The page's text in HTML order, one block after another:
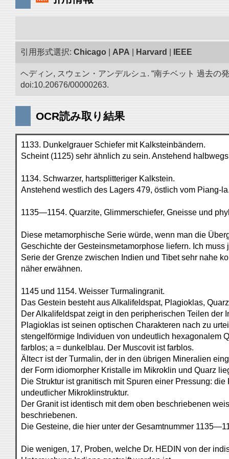
引用形式選択: Chicago APA Harvard IEEE
ヘディン, スウェン・アンデルシュ. “南チベット 過去の
doi:10.20676/00000263.
OCR読み取り結果
1133. Dunkelgrauer Schiefer mit Kalksteinbändern.
Scheint (1125) sehr ähnlich zu sein. Anstehend
1134. Schwarzer, hartsplitteriger Kalkstein.
Anstehend westlich des Lagers 479, östlich vom Piang-
1135—1154. Quarzite, Glimmerschiefer, Gneisse und
Diese metamorphische Serie würde, wenn man die
Geschichte der Gesteinsmetamorphose liefern. Ich
Serie der Grenze zwischen Indien und Tibet sehr nahe
näher erwähnen.
1145 und 1154. Weisser Turmalingranit.
Das Gestein besteht aus Alkalifeldspat, Plagioklas,
Der Alkalifeldspat zeigt in den peripherischen Teilen
Plagioklas ist seinen optischen Charakteren nach zu
stengelförmige Individuen von undeutlich hexagonalem
farblos; a = dunkelblau. Der Muscovit ist farblos.
Ältест ist der Turmalin, der in den übrigen Mineralien
der Form idiomorpher Kristalle im Mikroklin und Quarz
Die Struktur ist granitisch mit Spuren einer Pressung:
undeutlicher Mikroklinstruktur.
Der Granit ist identisch mit dem oben beschriebenen
beschriebenen.
Die Gesteine, die hier unter der Gesamtnummer
Die wenigen, 17, Proben, welche Dr. HEDIN von der